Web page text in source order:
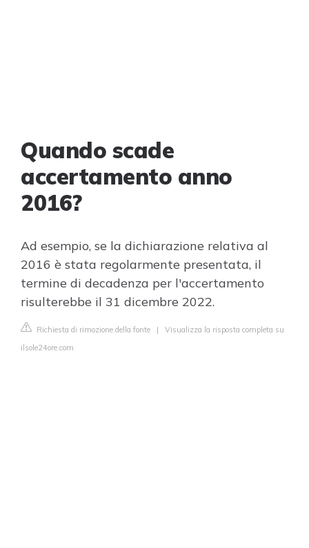
Quando scade
accertamento anno
2016?
Ad esempio, se la dichiarazione relativa al
2016 è stata regolarmente presentata, il
termine di decadenza per l'accertamento
risulterebbe il 31 dicembre 2022.
Richiesta di rimozione della fonte | Visualizza la risposta completa su
ilsole24ore.com